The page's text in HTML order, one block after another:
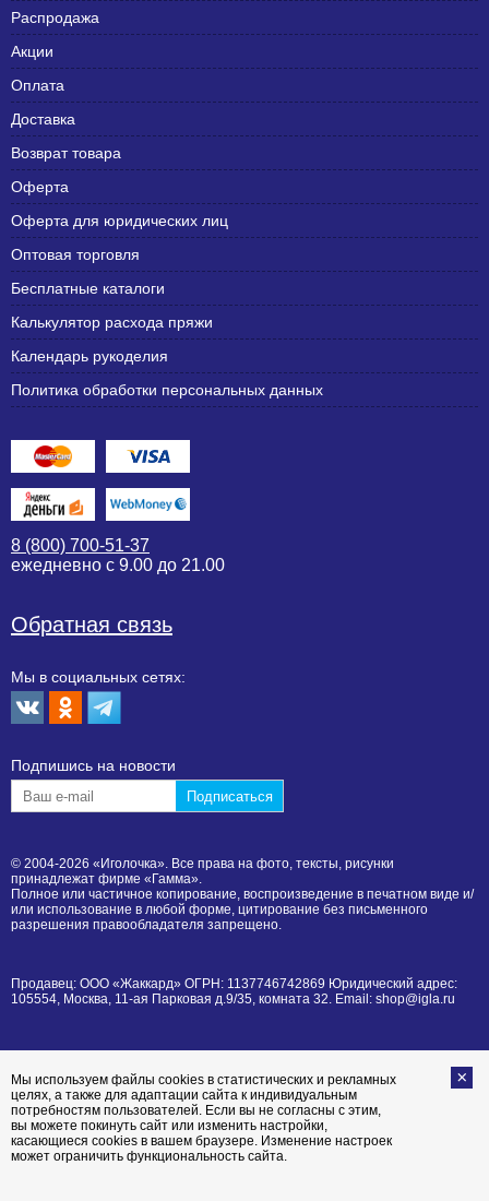
Распродажа
Акции
Оплата
Доставка
Возврат товара
Оферта
Оферта для юридических лиц
Оптовая торговля
Бесплатные каталоги
Калькулятор расхода пряжи
Календарь рукоделия
Политика обработки персональных данных
8 (800) 700-51-37
ежедневно с 9.00 до 21.00
Обратная связь
Мы в социальных сетях:
Подпишиcь на новости
© 2004-2026 «Иголочка». Все права на фото, тексты, рисунки
принадлежат фирме «Гамма».
Полное или частичное копирование, воспроизведение в печатном виде и/
или использование в любой форме, цитирование без письменного
разрешения правообладателя запрещено.
Продавец: ООО «Жаккард» ОГРН: 1137746742869 Юридический адрес:
105554, Москва, 11-ая Парковая д.9/35, комната 32. Email: shop@igla.ru
Мы используем файлы cookies в статистических и рекламных
целях, а также для адаптации сайта к индивидуальным
потребностям пользователей. Если вы не согласны с этим,
вы можете покинуть сайт или изменить настройки,
касающиеся cookies в вашем браузере. Изменение настроек
может ограничить функциональность сайта.